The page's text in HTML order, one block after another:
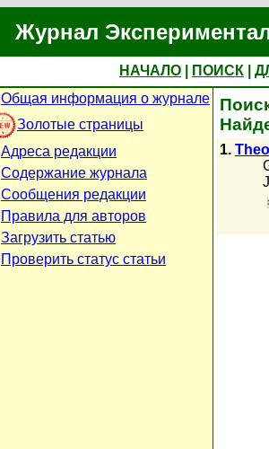
Журнал
НАЧАЛО ПОИСК
Общая информация о журнале
Золотые страницы
Адреса редакции
Содержание журнала
Сообщения редакции
Правила для авторов
Загрузить статью
Проверить статус статьи
1.